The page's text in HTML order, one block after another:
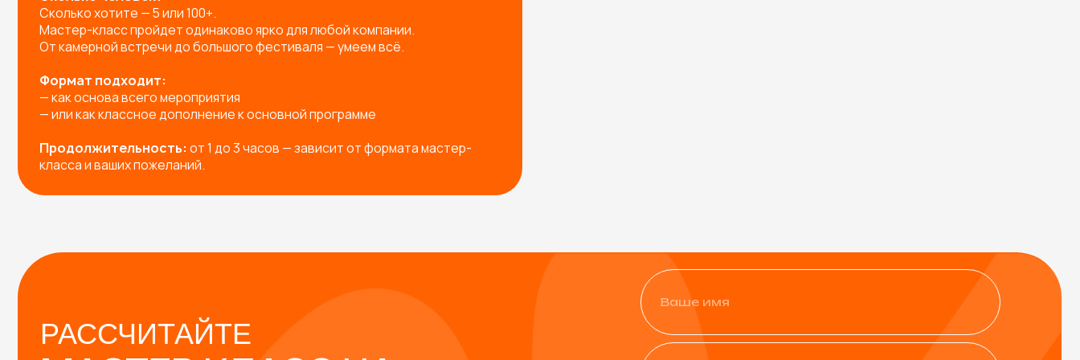
РАССЧИТАЙТЕ
МАСТЕР-КЛАСС НА
МЕРОПРИЯТИЕ!
Заполните форму — и мы предложим вам:
Готовые решения под любое мероприятие
Индивидуальную разработку мастер-класса под ваш запрос
Подборку с расчетом под вашу задачу